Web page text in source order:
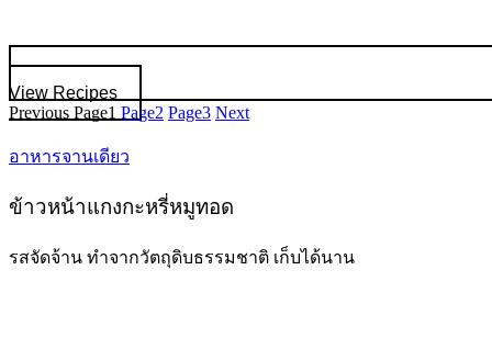
View Recipes
Previous Page1 Page2 Page3 Next
อาหารจานเดียว
ข้าวหน้าแกงกะหรี่หมูทอด
รสจัดจ้าน ทำจากวัตถุดิบธรรมชาติ เก็บได้นาน